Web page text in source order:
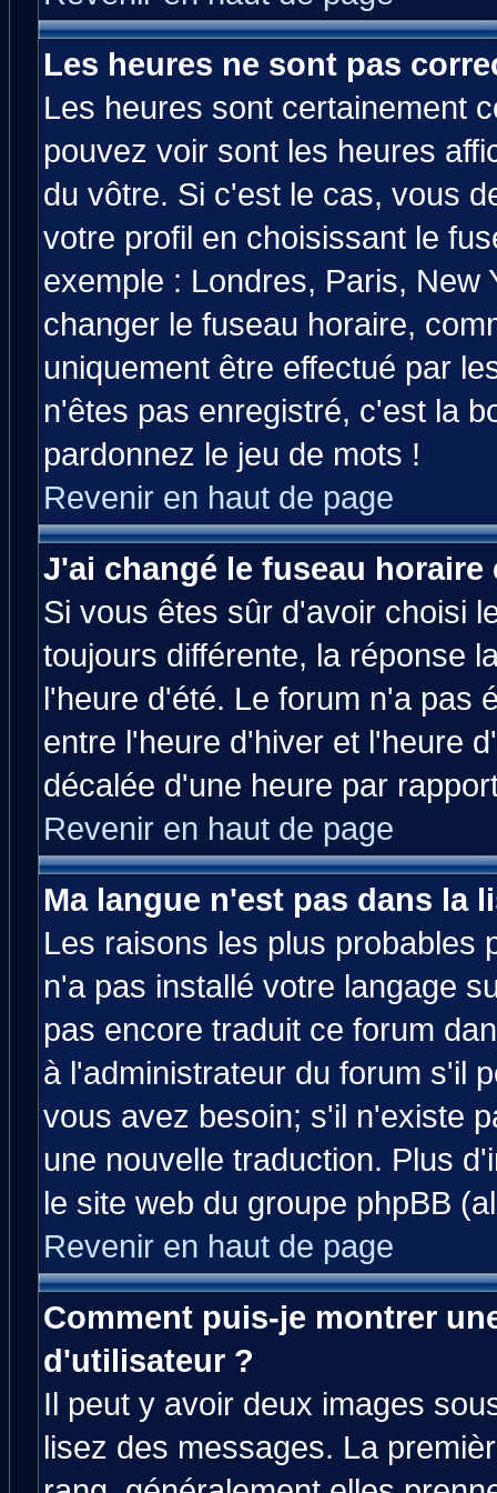
Les heures ne sont pas
Les heures sont certainement
pouvez voir sont les heures
du vôtre. Si c'est le cas, vous
votre profil en choisissant le
exemple : Londres, Paris, New
changer le fuseau horaire,
uniquement être effectué par
n'êtes pas enregistré, c'est la
pardonnez le jeu de mots !
Revenir en haut de page
J'ai changé le fuseau
Si vous êtes sûr d'avoir choisi
toujours différente, la réponse
l'heure d'été. Le forum n'a pas
entre l'heure d'hiver et l'heure
décalée d'une heure par
Revenir en haut de page
Ma langue n'est pas dans la
Les raisons les plus probables
n'a pas installé votre langage
pas encore traduit ce forum
à l'administrateur du forum s'il
vous avez besoin; s'il n'existe
une nouvelle traduction. Plus
le site web du groupe phpBB
Revenir en haut de page
Comment puis-je montrer
d'utilisateur ?
Il peut y avoir deux images
lisez des messages. La